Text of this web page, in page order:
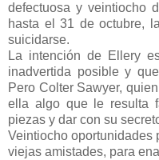
defectuosa y veintiocho
hasta el 31 de octubre,
suicidarse.
La intención de Ellery
inadvertida posible y
Pero Colter Sawyer,
ella algo que le resulta
piezas y dar con su
Veintiocho oportunidades
viejas amistades, para